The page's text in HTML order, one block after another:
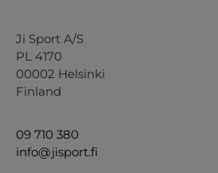
Ji Sport A/S
PL 4170
00002 Helsinki
Finland
09 710 380
info@jisport.fi